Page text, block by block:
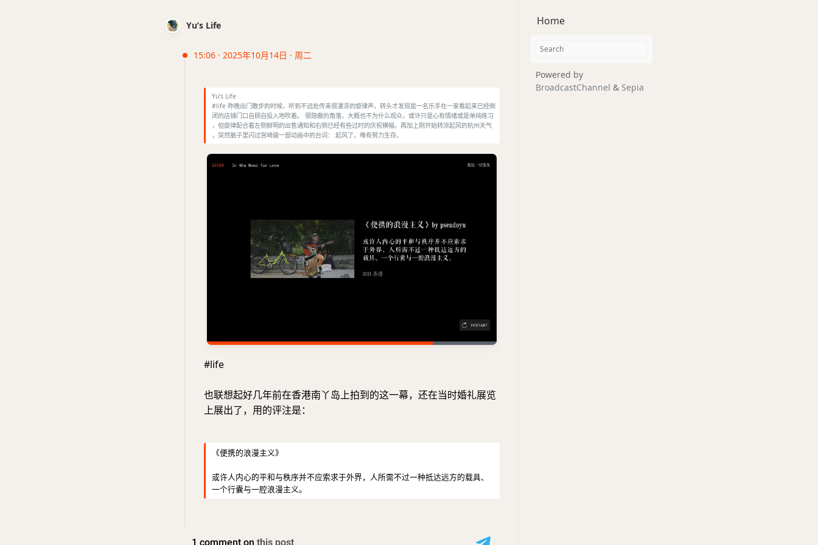
Yu’s Life
15:06 · 2025年10月14日 · 周二
Yu’s Life
#life 昨晚出门散步的时候，听到不远处传来很凄凉的旋律声，转头才发现是一名乐手在一家看起来已经倒
闭的店铺门口自顾自投入地吹着。 很隐蔽的角落，大概也不为什么观众，或许只是心有情绪或是单纯练习
，但旋律配合着左侧鲜明的出售通知和右侧已经有些过时的庆祝横幅，再加上刚开始转凉起风的杭州天气
，突然脑子里闪过宫崎骏一部动画中的台词： 起风了，唯有努力生存。
#life
也联想起好几年前在香港南丫岛上拍到的这一幕，还在当时婚礼展览
上展出了，用的评注是：
《便携的浪漫主义》
或许人内心的平和与秩序并不应索求于外界，人所需不过一种抵达远方的载具、
一个行囊与一腔浪漫主义。
Home
Powered by
BroadcastChannel & Sepia